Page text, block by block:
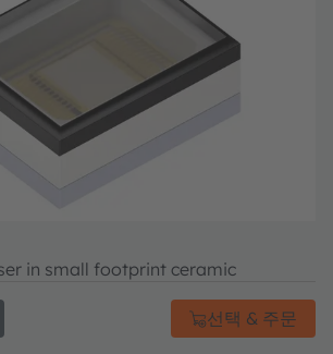
in small footprint ceramic
선택 & 주문